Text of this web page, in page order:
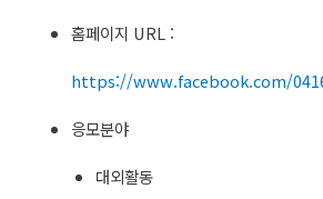
홈페이지 URL :
https://www.facebook.com/
응모분야
대외활동